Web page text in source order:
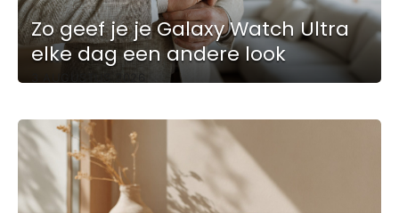
Zo geef je je Galaxy Watch Ultra
elke dag een andere look
3 AUGUSTUS 2026